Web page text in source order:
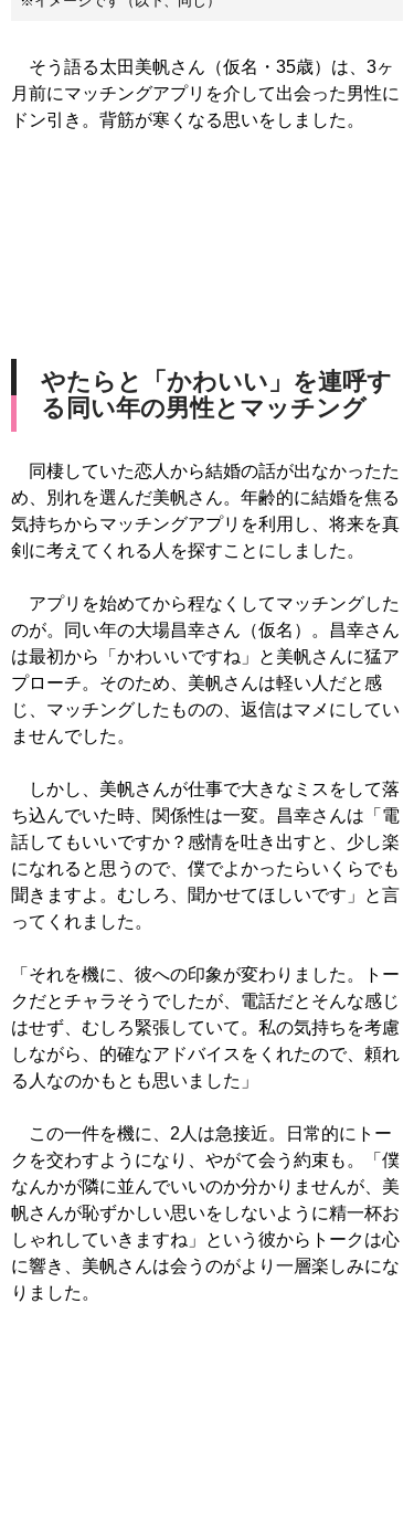
そう語る太田美帆さん（仮名・35歳）は、3ヶ
月前にマッチングアプリを介して出会った男性に
ドン引き。背筋が寒くなる思いをしました。
やたらと「かわいい」を連呼す
る同い年の男性とマッチング
同棲していた恋人から結婚の話が出なかったた
め、別れを選んだ美帆さん。年齢的に結婚を焦る
気持ちからマッチングアプリを利用し、将来を真
剣に考えてくれる人を探すことにしました。
アプリを始めてから程なくしてマッチングした
のが。同い年の大場昌幸さん（仮名）。昌幸さん
は最初から「かわいいですね」と美帆さんに猛ア
プローチ。そのため、美帆さんは軽い人だと感
じ、マッチングしたものの、返信はマメにしてい
ませんでした。
しかし、美帆さんが仕事で大きなミスをして落
ち込んでいた時、関係性は一変。昌幸さんは「電
話してもいいですか？感情を吐き出すと、少し楽
になれると思うので、僕でよかったらいくらでも
聞きますよ。むしろ、聞かせてほしいです」と言
ってくれました。
「それを機に、彼への印象が変わりました。トー
クだとチャラそうでしたが、電話だとそんな感じ
はせず、むしろ緊張していて。私の気持ちを考慮
しながら、的確なアドバイスをくれたので、頼れ
る人なのかもとも思いました」
この一件を機に、2人は急接近。日常的にトー
クを交わすようになり、やがて会う約束も。「僕
なんかが隣に並んでいいのか分かりませんが、美
帆さんが恥ずかしい思いをしないように精一杯お
しゃれしていきますね」という彼からトークは心
に響き、美帆さんは会うのがより一層楽しみにな
りました。